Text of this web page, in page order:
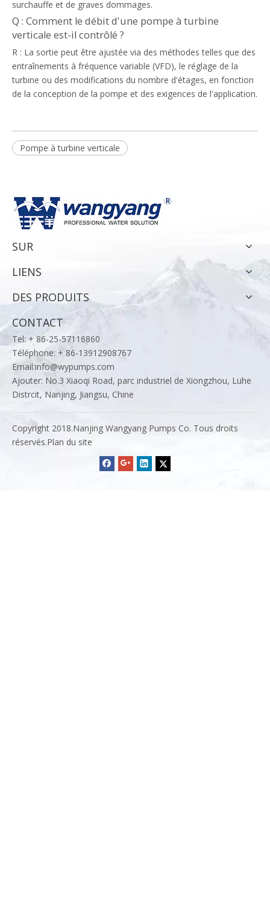
surchauffe et de graves dommages.
Q : Comment le débit d'une pompe à turbine
verticale est-il contrôlé ?
R : La sortie peut être ajustée via des méthodes telles que des
entraînements à fréquence variable (VFD), le réglage de la
turbine ou des modifications du nombre d'étages, en fonction
de la conception de la pompe et des exigences de l'application.
Pompe à turbine verticale
SUR
LIENS
DES PRODUITS
CONTACT
Tel: + 86-25-57116860
Téléphone: + 86-13912908767
Email:info@wypumps.com
Ajouter: No.3 Xiaoqi Road, parc industriel de Xiongzhou, Luhe
Distrcit, Nanjing, Jiangsu, Chine
Copyright 2018.Nanjing Wangyang Pumps Co. Tous droits
réservés.Plan du site